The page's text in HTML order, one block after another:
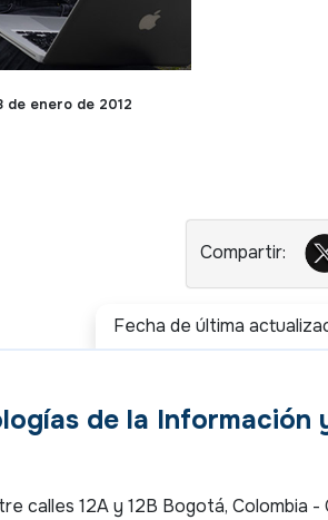
de enero de 2012
Fecha de última
de la Información
calles 12A y 12B Bogotá, Colombia -